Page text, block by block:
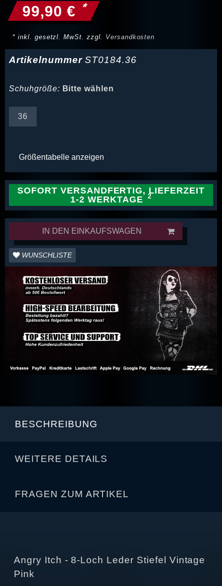
99,90 € *
* inkl. gesetzl. MwSt. zzgl. Versandkosten
ArtikelnummerST0184.36
Schuhgröße: Bitte wählen
36
Größentabelle anzeigen
SOFORT VERSANDFERTIG, LIEFERZEIT
1-2 WERKTAGE
IN DEN EINKAUFSWAGEN
WUNSCHLISTE
BESCHREIBUNG
WEITERE DETAILS
FRAGEN ZUM ARTIKEL
Angry Itch - 8-Loch Leder Stiefel Vintage
Pink